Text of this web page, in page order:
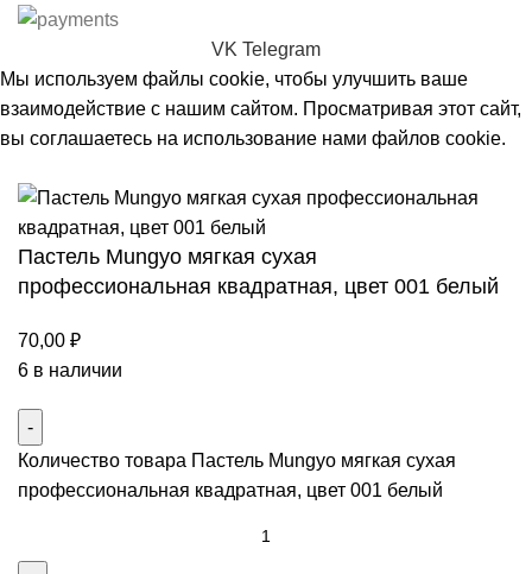
VK Telegram
Мы используем файлы cookie, чтобы улучшить ваше
взаимодействие с нашим сайтом. Просматривая этот сайт,
вы соглашаетесь на использование нами файлов cookie.
Пастель Mungyo мягкая сухая
профессиональная квадратная, цвет 001 белый
70,00 ₽
6 в наличии
Количество товара Пастель Mungyo мягкая сухая
профессиональная квадратная, цвет 001 белый